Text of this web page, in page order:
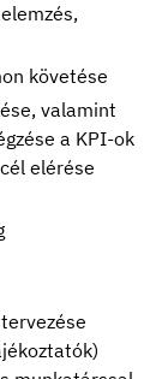
követése
valamint
a KPI-ok
elérése